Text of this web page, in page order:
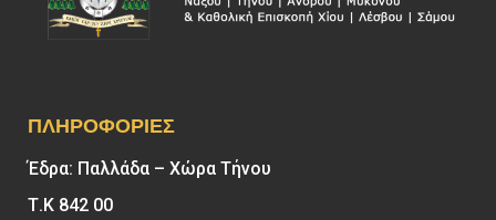
ΠΛΗΡΟΦΟΡΊΕΣ
Έδρα: Παλλάδα – Χώρα Τήνου
Τ.Κ 842 00